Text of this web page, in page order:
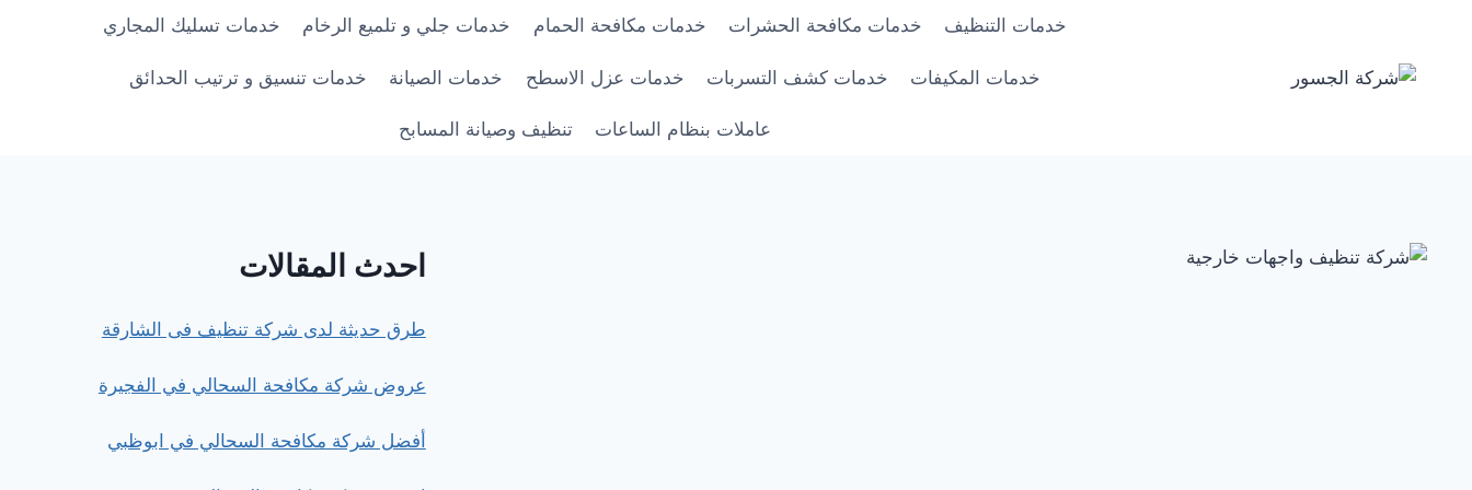
المحتوى
خدمات التنظيف خدمات مكافحة الحشرات خدمات مكافحة الحمام خدمات جلي و تلميع الرخام خدمات تسليك المجاري
خدمات المكيفات خدمات كشف التسربات خدمات عزل الاسطح خدمات الصيانة خدمات تنسيق و ترتيب الحدائق
عاملات بنظام الساعات تنظيف وصيانة المسابح
احدث المقالات
طرق حديثة لدى شركة تنظيف فى الشارقة
عروض شركة مكافحة السحالي في الفجيرة
أفضل شركة مكافحة السحالي في ابوظبي